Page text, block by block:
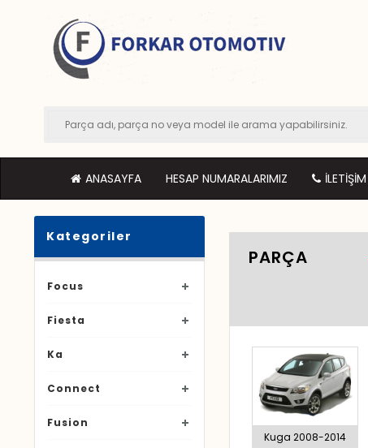
ANASAYFA HESAP NUMARALARIMIZ İLETIŞIM
Kategoriler
Focus
Fiesta
Ka
Connect
Fusion
PARÇA
Kuga 2008-2014